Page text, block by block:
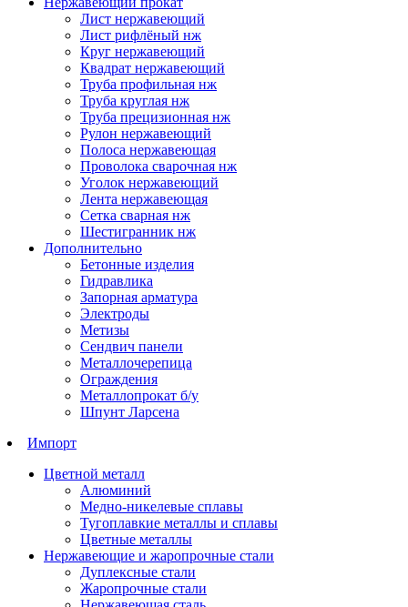
Лист нержавеющий
Лист рифлёный нж
Круг нержавеющий
Квадрат нержавеющий
Труба профильная нж
Труба круглая нж
Труба прецизионная нж
Рулон нержавеющий
Полоса нержавеющая
Проволока сварочная нж
Уголок нержавеющий
Лента нержавеющая
Сетка сварная нж
Шестигранник нж
Дополнительно
Бетонные изделия
Гидравлика
Запорная арматура
Электроды
Метизы
Сендвич панели
Металлочерепица
Ограждения
Металлопрокат б/у
Шпунт Ларсена
Импорт
Цветной металл
Алюминий
Медно-никелевые сплавы
Тугоплавкие металлы и сплавы
Цветные металлы
Нержавеющие и жаропрочные стали
Дуплексные стали
Жаропрочные стали